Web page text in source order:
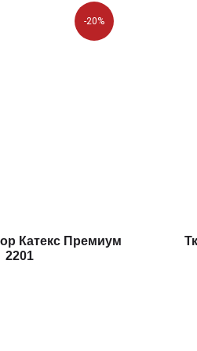
-20%
Катекс Премиум
2201